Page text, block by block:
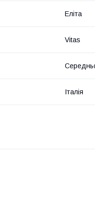
Еліта
Vitas
Італія